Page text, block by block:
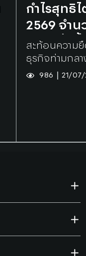
กำไรสุทธิ
2569 จำน
บาท เพิ่มขึ้
จากไตรม
สะท้อนความ
ธุรกิจท่ามกล
986 21/07/